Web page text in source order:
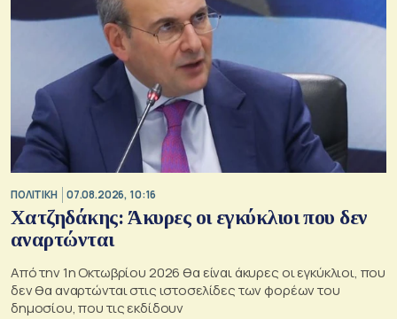
ΠΟΛΙΤΙΚΗ 07.08.2026, 10:16
Χατζηδάκης: Άκυρες οι εγκύκλιοι που δεν
αναρτώνται
Από την 1η Οκτωβρίου 2026 θα είναι άκυρες οι εγκύκλιοι, που
δεν θα αναρτώνται στις ιστοσελίδες των φορέων του
δημοσίου, που τις εκδίδουν